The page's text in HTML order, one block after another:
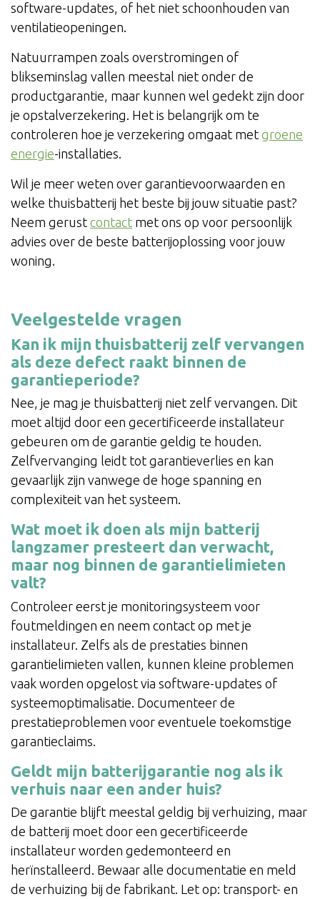
software-updates, of het niet schoonhouden van
ventilatieopeningen.
Natuurrampen zoals overstromingen of
blikseminslag vallen meestal niet onder de
productgarantie, maar kunnen wel gedekt zijn door
je opstalverzekering. Het is belangrijk om te
controleren hoe je verzekering omgaat met groene
energie-installaties.
Wil je meer weten over garantievoorwaarden en
welke thuisbatterij het beste bij jouw situatie past?
Neem gerust contact met ons op voor persoonlijk
advies over de beste batterijoplossing voor jouw
woning.
Veelgestelde vragen
Kan ik mijn thuisbatterij zelf vervangen
als deze defect raakt binnen de
garantieperiode?
Nee, je mag je thuisbatterij niet zelf vervangen. Dit
moet altijd door een gecertificeerde installateur
gebeuren om de garantie geldig te houden.
Zelfvervanging leidt tot garantieverlies en kan
gevaarlijk zijn vanwege de hoge spanning en
complexiteit van het systeem.
Wat moet ik doen als mijn batterij
langzamer presteert dan verwacht,
maar nog binnen de garantielimieten
valt?
Controleer eerst je monitoringsysteem voor
foutmeldingen en neem contact op met je
installateur. Zelfs als de prestaties binnen
garantielimieten vallen, kunnen kleine problemen
vaak worden opgelost via software-updates of
systeemoptimalisatie. Documenteer de
prestatieproblemen voor eventuele toekomstige
garantieclaims.
Geldt mijn batterijgarantie nog als ik
verhuis naar een ander huis?
De garantie blijft meestal geldig bij verhuizing, maar
de batterij moet door een gecertificeerde
installateur worden gedemonteerd en
herïnstalleerd. Bewaar alle documentatie en meld
de verhuizing bij de fabrikant. Let op: transport- en